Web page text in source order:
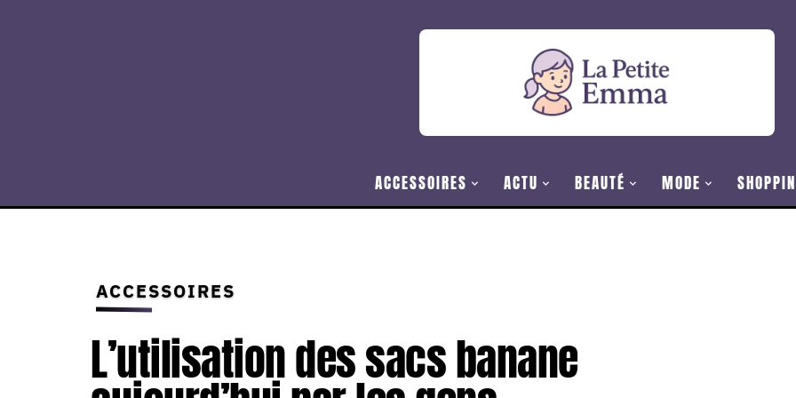
ACCESSOIRES ACTU BEAUTÉ MODE
ACCESSOIRES
L’utilisation des sacs banane